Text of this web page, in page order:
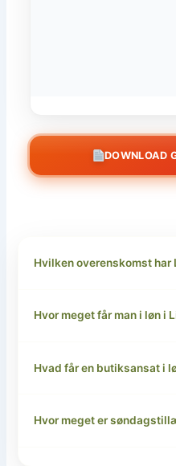
DOWNLOAD
Hvilken overenskomst har
Hvor meget får man i løn i
Hvad får en butiksansat i
Hvor meget er